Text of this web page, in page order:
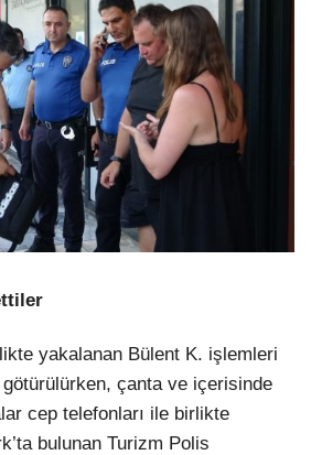
yakalanan Bülent K. işlemleri
çanta ve içerisinde
cep telefonları ile birlikte
bulunan Turizm Polis